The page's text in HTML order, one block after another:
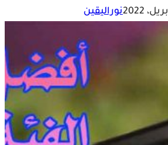
نوراليقين